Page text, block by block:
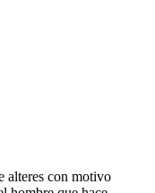
alteres con motivo